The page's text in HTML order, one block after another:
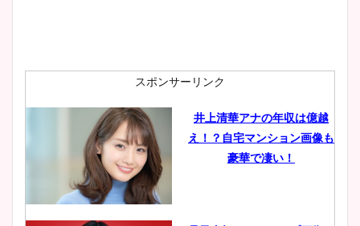
肉も凄い！
鈴木唯の太ってた時の体重が
ヤバすぎww原因や痩せたダ
スポンサーリンク
井上清華アナの年収は億越
え！？自宅マンション画像も
豪華で凄い！